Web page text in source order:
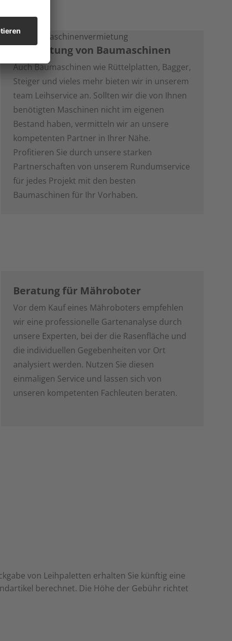
Vermietung von Baumaschinen
Auch Baumaschinen wie Rüttelplatten, Bagger,
Steiger und vieles mehr bieten wir in unserem
team Leihservice an. Sollten wir die von Ihnen
benötigten Maschinen nicht im eigenen
Bestand haben, vermitteln wir an unsere
kompetenten Partner in Ihrer Nähe.
Profitieren Sie durch unsere starken
Partnerschaften von unserem Rundumservice
für jedes Projekt mit den besten
Baumaschinen für Ihr Vorhaben.
Beratung für Mähroboter
Vor dem Kauf eines Mähroboters empfehlen
wir eine professionelle Gartenanalyse durch
unsere Experten, bei der die Rasenfläche und
die individuellen Gegebenheiten vor Ort
analysiert werden. Nutzen Sie diesen
einmaligen Service und lassen sich von
unseren kompetenten Fachleuten beraten.
von Leihpaletten erhalten Sie künftig eine
berechnet. Die Höhe der Gebühr richtet